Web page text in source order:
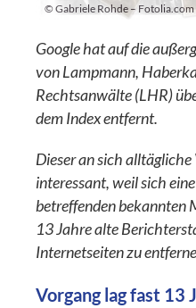
© Gabriele Rohde – Fotolia.com
Google hat auf die
von Lampmann,
Rechtsanwälte (LHR)
dem Index entfernt.
Dieser an sich alltägliche
interessant, weil sich
betreffenden bekannten
13 Jahre alte
Internetseiten zu
Vorgang lag fast 13